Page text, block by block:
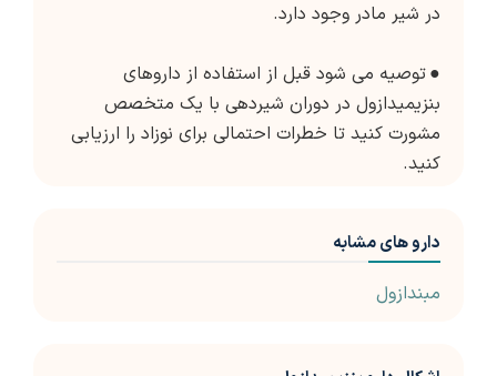
در شیر مادر وجود دارد.
●توصیه می شود قبل از استفاده از داروهای
بنزیمیدازول در دوران شیردهی با یک متخصص
مشورت کنید تا خطرات احتمالی برای نوزاد را ارزیابی
کنید.
دارو های مشابه
مبندازول